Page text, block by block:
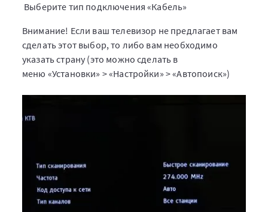
Выберите тип подключения «Кабель»
Внимание! Если ваш телевизор не предлагает вам
сделать этот выбор, то либо вам необходимо
указать страну (это можно сделать в
меню «Установки» > «Настройки» > «Автопоиск»)